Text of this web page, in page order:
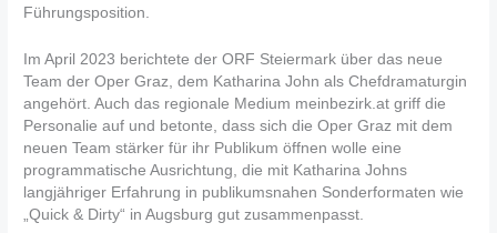
Führungsposition.
Im April 2023 berichtete der ORF Steiermark über das neue
Team der Oper Graz, dem Katharina John als Chefdramaturgin
angehört. Auch das regionale Medium meinbezirk.at griff die
Personalie auf und betonte, dass sich die Oper Graz mit dem
neuen Team stärker für ihr Publikum öffnen wolle eine
programmatische Ausrichtung, die mit Katharina Johns
langjähriger Erfahrung in publikumsnahen Sonderformaten wie
„Quick & Dirty“ in Augsburg gut zusammenpasst.